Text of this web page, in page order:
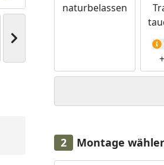
Nächstes Bild anzeigen
naturbelassen
Montage